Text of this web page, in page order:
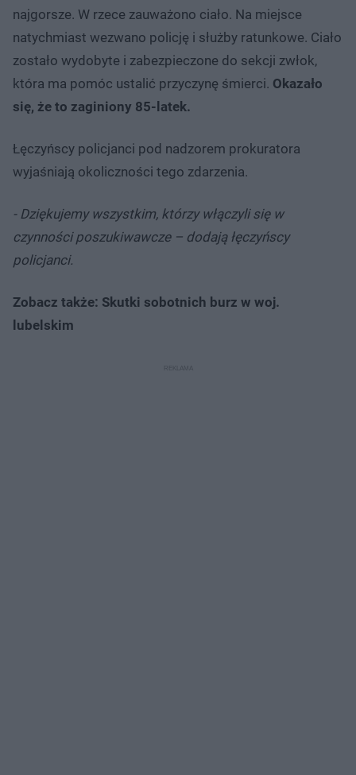
najgorsze. W rzece zauważono ciało. Na miejsce
natychmiast wezwano policję i służby ratunkowe. Ciało
zostało wydobyte i zabezpieczone do sekcji zwłok,
która ma pomóc ustalić przyczynę śmierci. Okazało
się, że to zaginiony 85-latek.
Łęczyńscy policjanci pod nadzorem prokuratora
wyjaśniają okoliczności tego zdarzenia.
- Dziękujemy wszystkim, którzy włączyli się w
czynności poszukiwawcze – dodają łęczyńscy
policjanci.
Zobacz także: Skutki sobotnich burz w woj.
lubelskim